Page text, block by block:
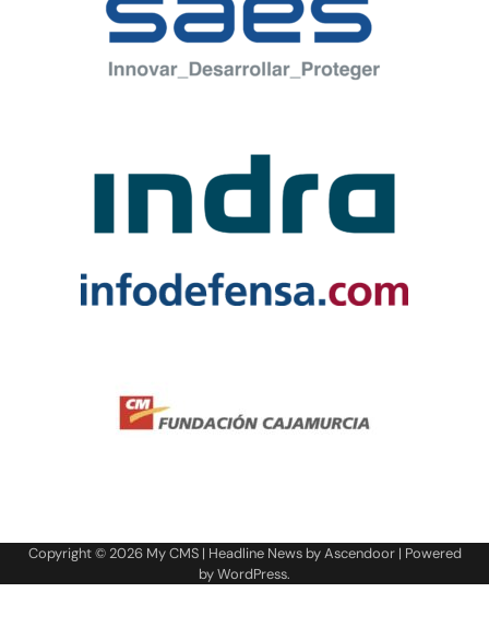
Copyright © 2026 My CMS| Headline News byAscendoor| Powered
byWordPress.